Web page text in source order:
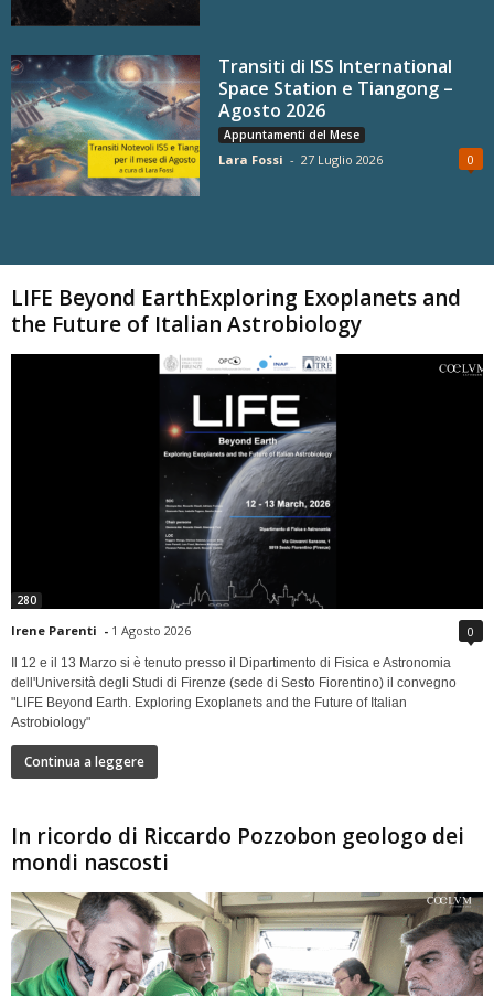
Transiti di ISS International
Space Station e Tiangong –
Agosto 2026
Appuntamenti del Mese
Lara Fossi - 27 Luglio 2026 0
LIFE Beyond EarthExploring Exoplanets and
the Future of Italian Astrobiology
280
Irene Parenti - 1 Agosto 2026 0
Il 12 e il 13 Marzo si è tenuto presso il Dipartimento di Fisica e Astronomia
dell'Università degli Studi di Firenze (sede di Sesto Fiorentino) il convegno
"LIFE Beyond Earth. Exploring Exoplanets and the Future of Italian
Astrobiology"
Continua a leggere
In ricordo di Riccardo Pozzobon geologo dei
mondi nascosti